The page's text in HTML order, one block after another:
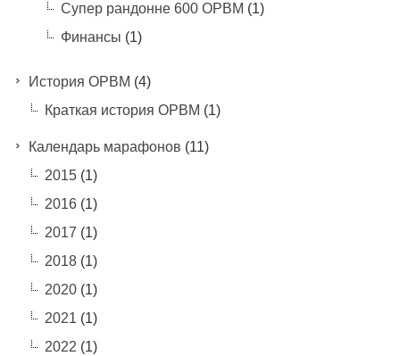
Супер рандонне 600 ОРВМ (1)
Финансы (1)
История ОРВМ (4)
Краткая история ОРВМ (1)
Календарь марафонов (11)
2015(1)
2016(1)
2017 (1)
2018(1)
2020(1)
2021(1)
2022 (1)